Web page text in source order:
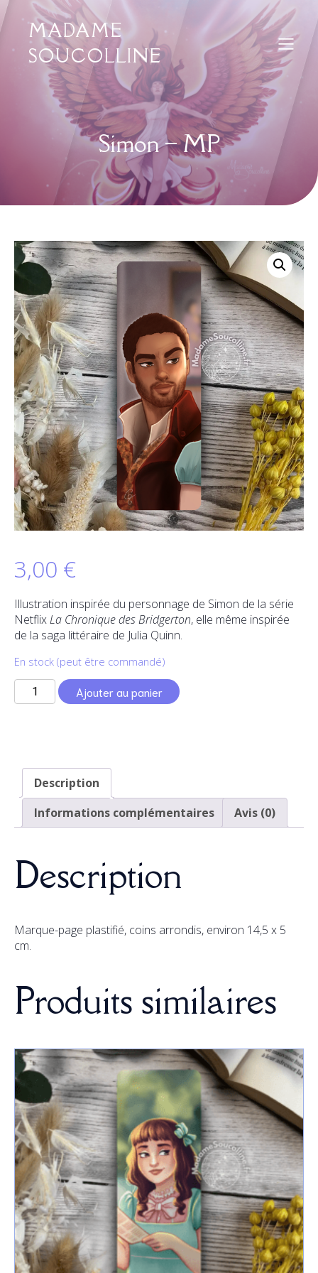
MADAME
SOUCOLLINE
Simon – MP
3,00 €
Illustration inspirée du personnage de Simon de la série
NetflixLa Chronique des Bridgerton, elle même inspirée
de la saga littéraire de Julia Quinn.
En stock (peut être commandé)
quantité
de
Ajouter au panier
Description
Informations complémentaires
Avis (0)
Description
Marque-page plastifié, coins arrondis, environ 14,5 x 5
cm.
Produits similaires